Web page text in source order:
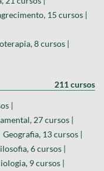
15 cursos |
8 cursos |
211 cursos
|
27 cursos |
Geografia, 13 cursos |
6 cursos |
9 cursos |